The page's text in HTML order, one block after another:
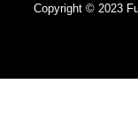
Copyright © 2023